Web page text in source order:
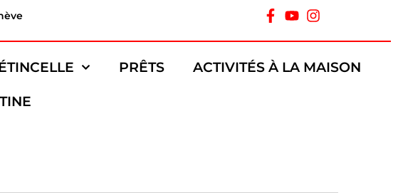
PRÊTS ACTIVITÉS À LA MAISON